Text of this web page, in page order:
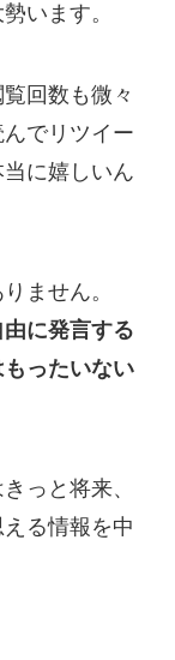
います。
回数も微々
でリツイー
に嬉しいん
ません。
に発言する
ったいない
っと将来、
る情報を中